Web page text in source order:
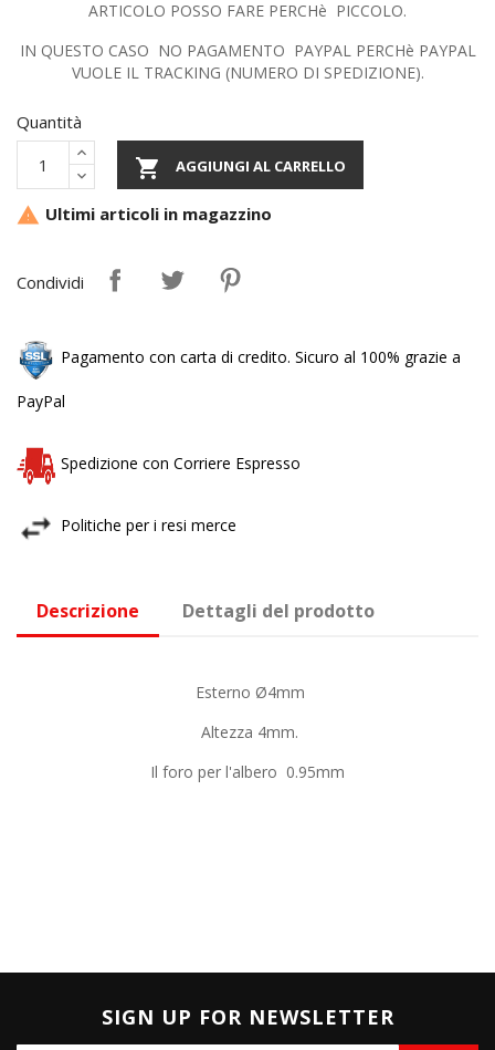
ARTICOLO POSSO FARE PERCHè PICCOLO.
IN QUESTO CASO NO PAGAMENTO PAYPAL PERCHè PAYPAL
VUOLE IL TRACKING (NUMERO DI SPEDIZIONE).
Quantità
 AGGIUNGI AL CARRELLO
 Ultimi articoli in magazzino
Condividi
Pagamento con carta di credito. Sicuro al 100% grazie a
PayPal
Spedizione con Corriere Espresso
Politiche per i resi merce
Descrizione Dettagli del prodotto
Esterno Ø4mm
Altezza 4mm.
Il foro per l'albero 0.95mm
SIGN UP FOR NEWSLETTER